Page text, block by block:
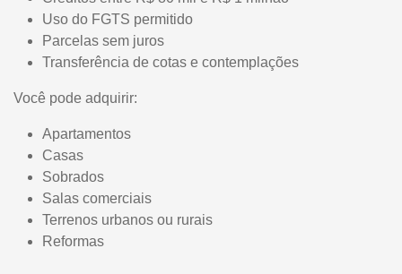
Uso do FGTS permitido
Parcelas sem juros
Transferência de cotas e contemplações
Você pode adquirir:
Apartamentos
Casas
Sobrados
Salas comerciais
Terrenos urbanos ou rurais
Reformas